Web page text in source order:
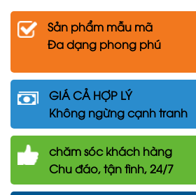
Sản phẩm mẫu mã
Đa dạng phong phú
GIÁ CẢ HỢP LÝ
Không ngừng cạnh tranh
chămsóc khách hàng
Chu đáo, tận tình, 24/7